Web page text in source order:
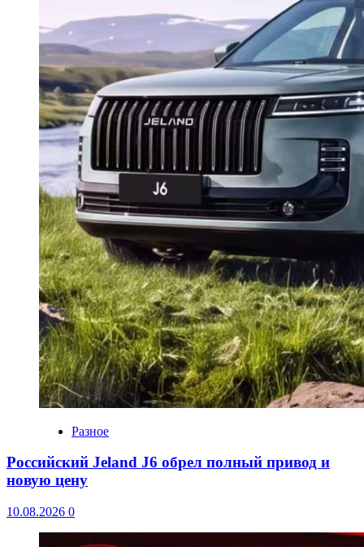
Разное
Российский Jeland J6 обрел полный привод и
новую цену
10.08.2026 0